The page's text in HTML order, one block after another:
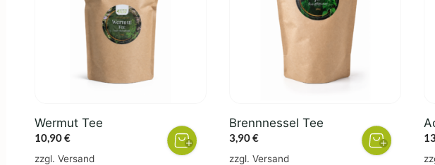
Wermut Tee
10,90€
zzgl. Versand
Brennnessel Tee
3,90€
zzgl. Versand